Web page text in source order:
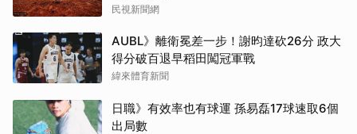
民視新聞網
AUBL》離衛冕差一步！謝昀達砍26分 政大
得分破百退早稻田闖冠軍戰
緯來體育新聞
日職》有效率也有球運 孫易磊17球速取6個
出局數